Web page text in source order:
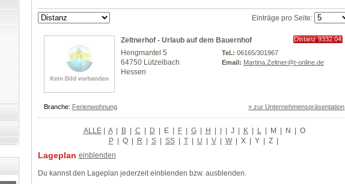
Einträge pro Seite:
Zeltnerhof - Urlaub auf dem Bauernhof
Distanz 9332.04
Hengmantel 5
64750 Lützelbach
Hessen
Tel.: 06165/301967
Email: Martina.Zeltner@t-online.de
Branche: Ferienwohnung » zur Unternehmenspräsentation
ALLE| A | B | C | D | E | F | G | H | I | J | K | L | M | N | O
P | Q | R | S | SS | T | U | V | W | X | Y | Z|
Lageplan einblenden
Du kannst den Lageplan jederzeit einblenden bzw. ausblenden.